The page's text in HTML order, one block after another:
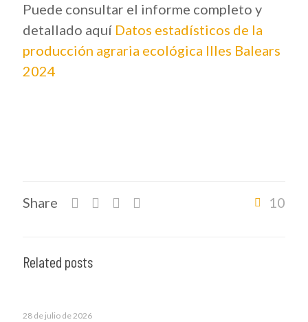
Puede consultar el informe completo y
detallado aquí Datos estadísticos de la
producción agraria ecológica Illes Balears
2024
Share 10
Related posts
28 de julio de 2026